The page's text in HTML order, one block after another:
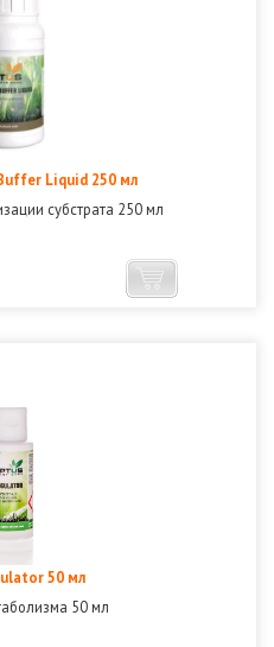
Liquid 250 мл
субстрата 250 мл
50 мл
50 мл